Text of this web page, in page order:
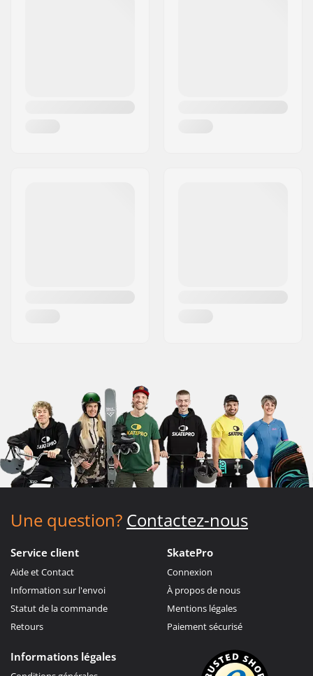
Une question? Contactez-nous
Service client
Aide et Contact
Information sur l'envoi
Statut de la commande
Retours
SkatePro
Connexion
À propos de nous
Mentions légales
Paiement sécurisé
Informations légales